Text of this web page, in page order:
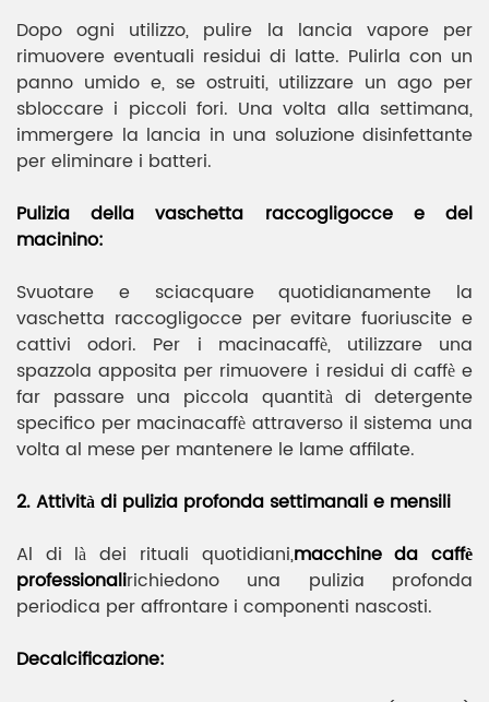
Dopo ogni utilizzo, pulire la lancia vapore per
rimuovere eventuali residui di latte. Pulirla con un
panno umido e, se ostruiti, utilizzare un ago per
sbloccare i piccoli fori. Una volta alla settimana,
immergere la lancia in una soluzione disinfettante
per eliminare i batteri.
Pulizia della vaschetta raccogligocce e del
macinino:
Svuotare e sciacquare quotidianamente la
vaschetta raccogligocce per evitare fuoriuscite e
cattivi odori. Per i macinacaffè, utilizzare una
spazzola apposita per rimuovere i residui di caffè e
far passare una piccola quantità di detergente
specifico per macinacaffè attraverso il sistema una
volta al mese per mantenere le lame affilate.
2. Attività di pulizia profonda settimanali e mensili
Al di là dei rituali quotidiani,macchine da caffè
professionalirichiedono una pulizia profonda
periodica per affrontare i componenti nascosti.
Decalcificazione: